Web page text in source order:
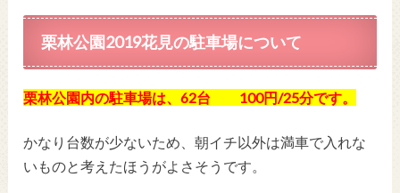
栗林公園2019花見の駐車場について
栗林公園内の駐車場は、62台 100円/25分です。
かなり台数が少ないため、朝イチ以外は満車で入れな
いものと考えたほうがよさそうです。